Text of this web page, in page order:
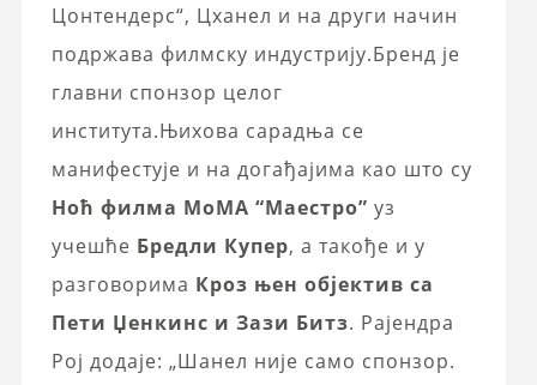
Цонтендерс“, Цханел и на други начин
подржава филмску индустрију.Бренд је
главни спонзор целог
института.Њихова сарадња се
манифестује и на догађајима као што су
Ноћ филма МоМА “Маестро” уз
учешће Бредли Купер, а такође и у
разговорима Кроз њен објектив са
Пети Џенкинс и Зази Битз. Рајендра
Рој додаје: „Шанел није само спонзор.